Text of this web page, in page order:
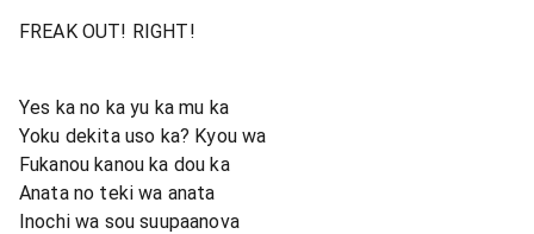
FREAK OUT! RIGHT!
Yes ka no ka yu ka mu ka
Yoku dekita uso ka? Kyou wa
Fukanou kanou ka dou ka
Anata no teki wa anata
Inochi wa sou suupaanova